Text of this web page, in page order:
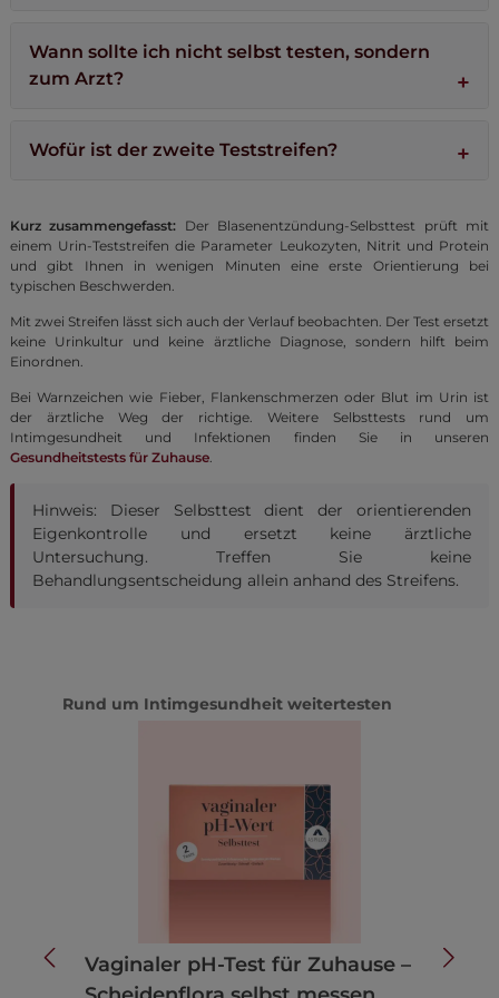
ärztlich abgeklärt werden, da die Ursachen vielfältiger sein
können. Der Selbsttest ist als erste Orientierung für Erwachsene
gedacht.
Wann sollte ich nicht selbst testen, sondern
zum Arzt?
Schwangerschaft sowie bei starken oder wiederkehrenden
Beschwerden gehört die Abklärung direkt in ärztliche Hände.
Wofür ist der zweite Teststreifen?
verändern. Jeder Streifen ist nur für eine Anwendung bestimmt.
Kurz zusammengefasst: Der Blasenentzündung-Selbsttest prüft mit
einem Urin-Teststreifen die Parameter Leukozyten, Nitrit und Protein
und gibt Ihnen in wenigen Minuten eine erste Orientierung bei
typischen Beschwerden.
Mit zwei Streifen lässt sich auch der Verlauf beobachten. Der Test ersetzt
keine Urinkultur und keine ärztliche Diagnose, sondern hilft beim
Einordnen.
Bei Warnzeichen wie Fieber, Flankenschmerzen oder Blut im Urin ist
der ärztliche Weg der richtige. Weitere Selbsttests rund um
Intimgesundheit und Infektionen finden Sie in unseren
Gesundheitstests für Zuhause.
Hinweis: Dieser Selbsttest dient der orientierenden
Eigenkontrolle und ersetzt keine ärztliche
Untersuchung. Treffen Sie keine
Behandlungsentscheidung allein anhand des Streifens.
Produktgalerie überspringen
Rund um Intimgesundheit weitertesten
Vaginaler pH-Test für Zuhause –